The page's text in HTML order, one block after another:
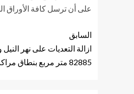
على أن ترسل كافة الأوراق المطلوبة إلى اللجنة من
السابق
82885 متر مربع بنطاق مراكز المحافظة